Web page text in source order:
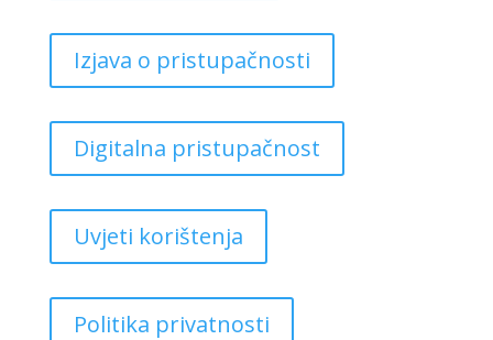
Izjava o pristupačnosti
Digitalna pristupačnost
Uvjeti korištenja
Politika privatnosti